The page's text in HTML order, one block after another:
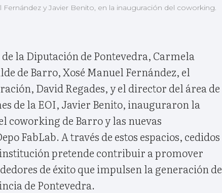
Fernández y Javier Benito, en la inauguración del coworking.
la Diputación de Pontevedra, Carmela
de Barro, Xosé Manuel Fernández, el
David Regades, y el director del área de
de la EOI, Javier Benito, inauguraron la
coworking de Barro y las nuevas
FabLab. A través de estos espacios, cedidos
pretende contribuir a promover
de éxito que impulsen la generación de
de Pontevedra.